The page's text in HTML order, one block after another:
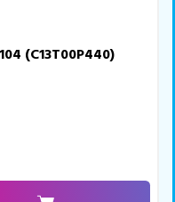
(C13T00P440)